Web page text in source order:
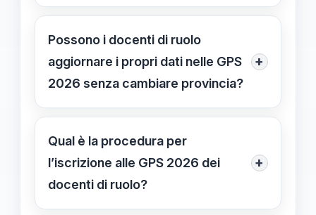
Devono aver superato l’anno di prova
e possedere i requisiti specifici delle
classi di concorso o tipologie di
posto per cui effettuano domanda.
Possono i docenti di ruolo
aggiornare i propri dati nelle GPS
2026 senza cambiare provincia?
+
Sì, durante l’aggiornamento è
possibile modificare i dati senza
trasferirsi, con le informazioni già
presenti acquisite automaticamente
Qual è la procedura per
l’iscrizione alle GPS 2026 dei
docenti di ruolo?
+
La procedura include la dichiarazione